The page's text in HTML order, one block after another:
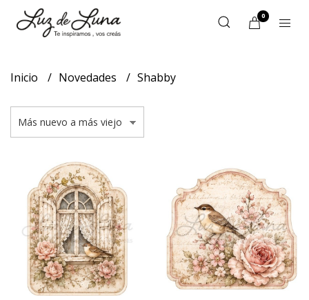
0
Inicio Novedades Shabby